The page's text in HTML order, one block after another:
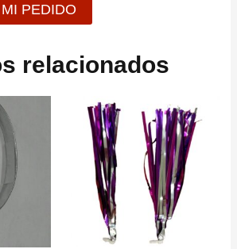
PEDIDO
relacionados